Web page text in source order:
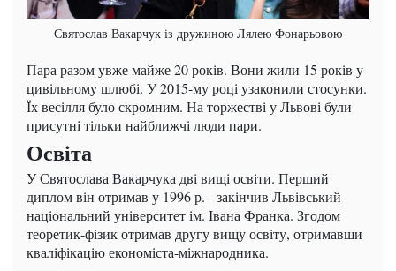
Святослав Вакарчук із дружиною Лялею Фонарьовою
Пара разом увже майже 20 років. Вони жили 15 років у
цивільному шлюбі. У 2015-му році узаконили стосунки.
Їх весілля було скромним. На торжестві у Львові були
присутні тільки найближчі люди пари.
Освіта
У Святослава Вакарчука дві вищі освіти. Перший
диплом він отримав у 1996 р. - закінчив Львівський
національний університет ім. Івана Франка. Згодом
теоретик-фізик отримав другу вищу освіту, отримавши
кваліфікацію економіста-міжнародника.